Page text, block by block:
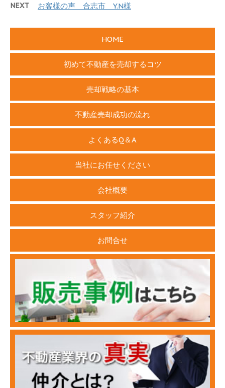
NEXT お客様の声 合志市 Y.N様
HOME
初めて不動産を売却するコツ
売却戦略の基本
不動産売却成功の流れ
よくあるQ＆A
当社にお任せください
会社概要
スタッフ紹介
お問合せ